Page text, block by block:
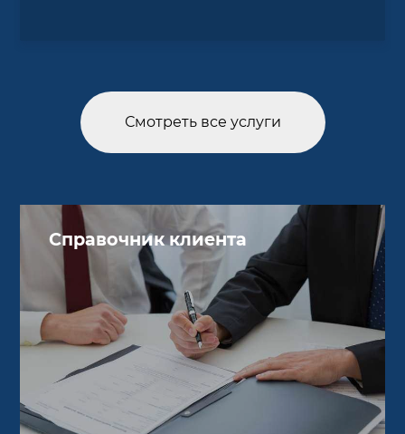
Смотреть все услуги
Справочник клиента